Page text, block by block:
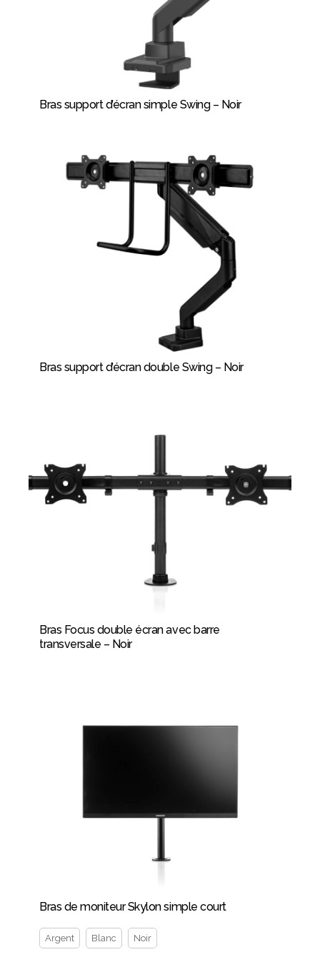
Bras support d’écran simple Swing – Noir
Bras support d’écran double Swing – Noir
Bras Focus double écran avec barre
transversale – Noir
Bras de moniteur Skylon simple court
Argent Blanc Noir